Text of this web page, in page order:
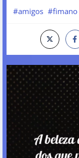
#amigos #fimano